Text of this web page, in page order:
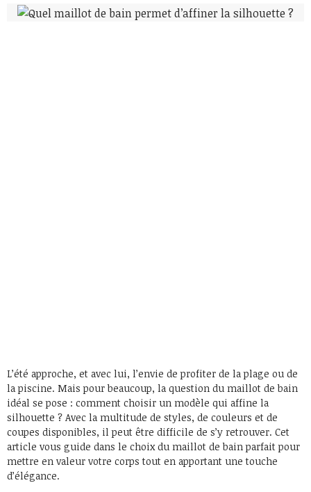
L’été approche, et avec lui, l’envie de profiter de la plage ou de
la piscine. Mais pour beaucoup, la question du maillot de bain
idéal se pose : comment choisir un modèle qui affine la
silhouette ? Avec la multitude de styles, de couleurs et de
coupes disponibles, il peut être difficile de s’y retrouver. Cet
article vous guide dans le choix du maillot de bain parfait pour
mettre en valeur votre corps tout en apportant une touche
d’élégance.